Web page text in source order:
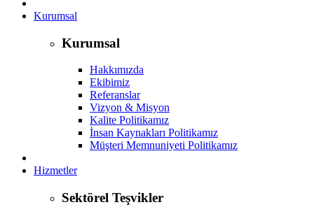
Kurumsal
Kurumsal
Hakkımızda
Ekibimiz
Referanslar
Vizyon & Misyon
Kalite Politikamız
İnsan Kaynakları Politikamız
Müşteri Memnuniyeti Politikamız
Hizmetler
Sektörel Teşvikler